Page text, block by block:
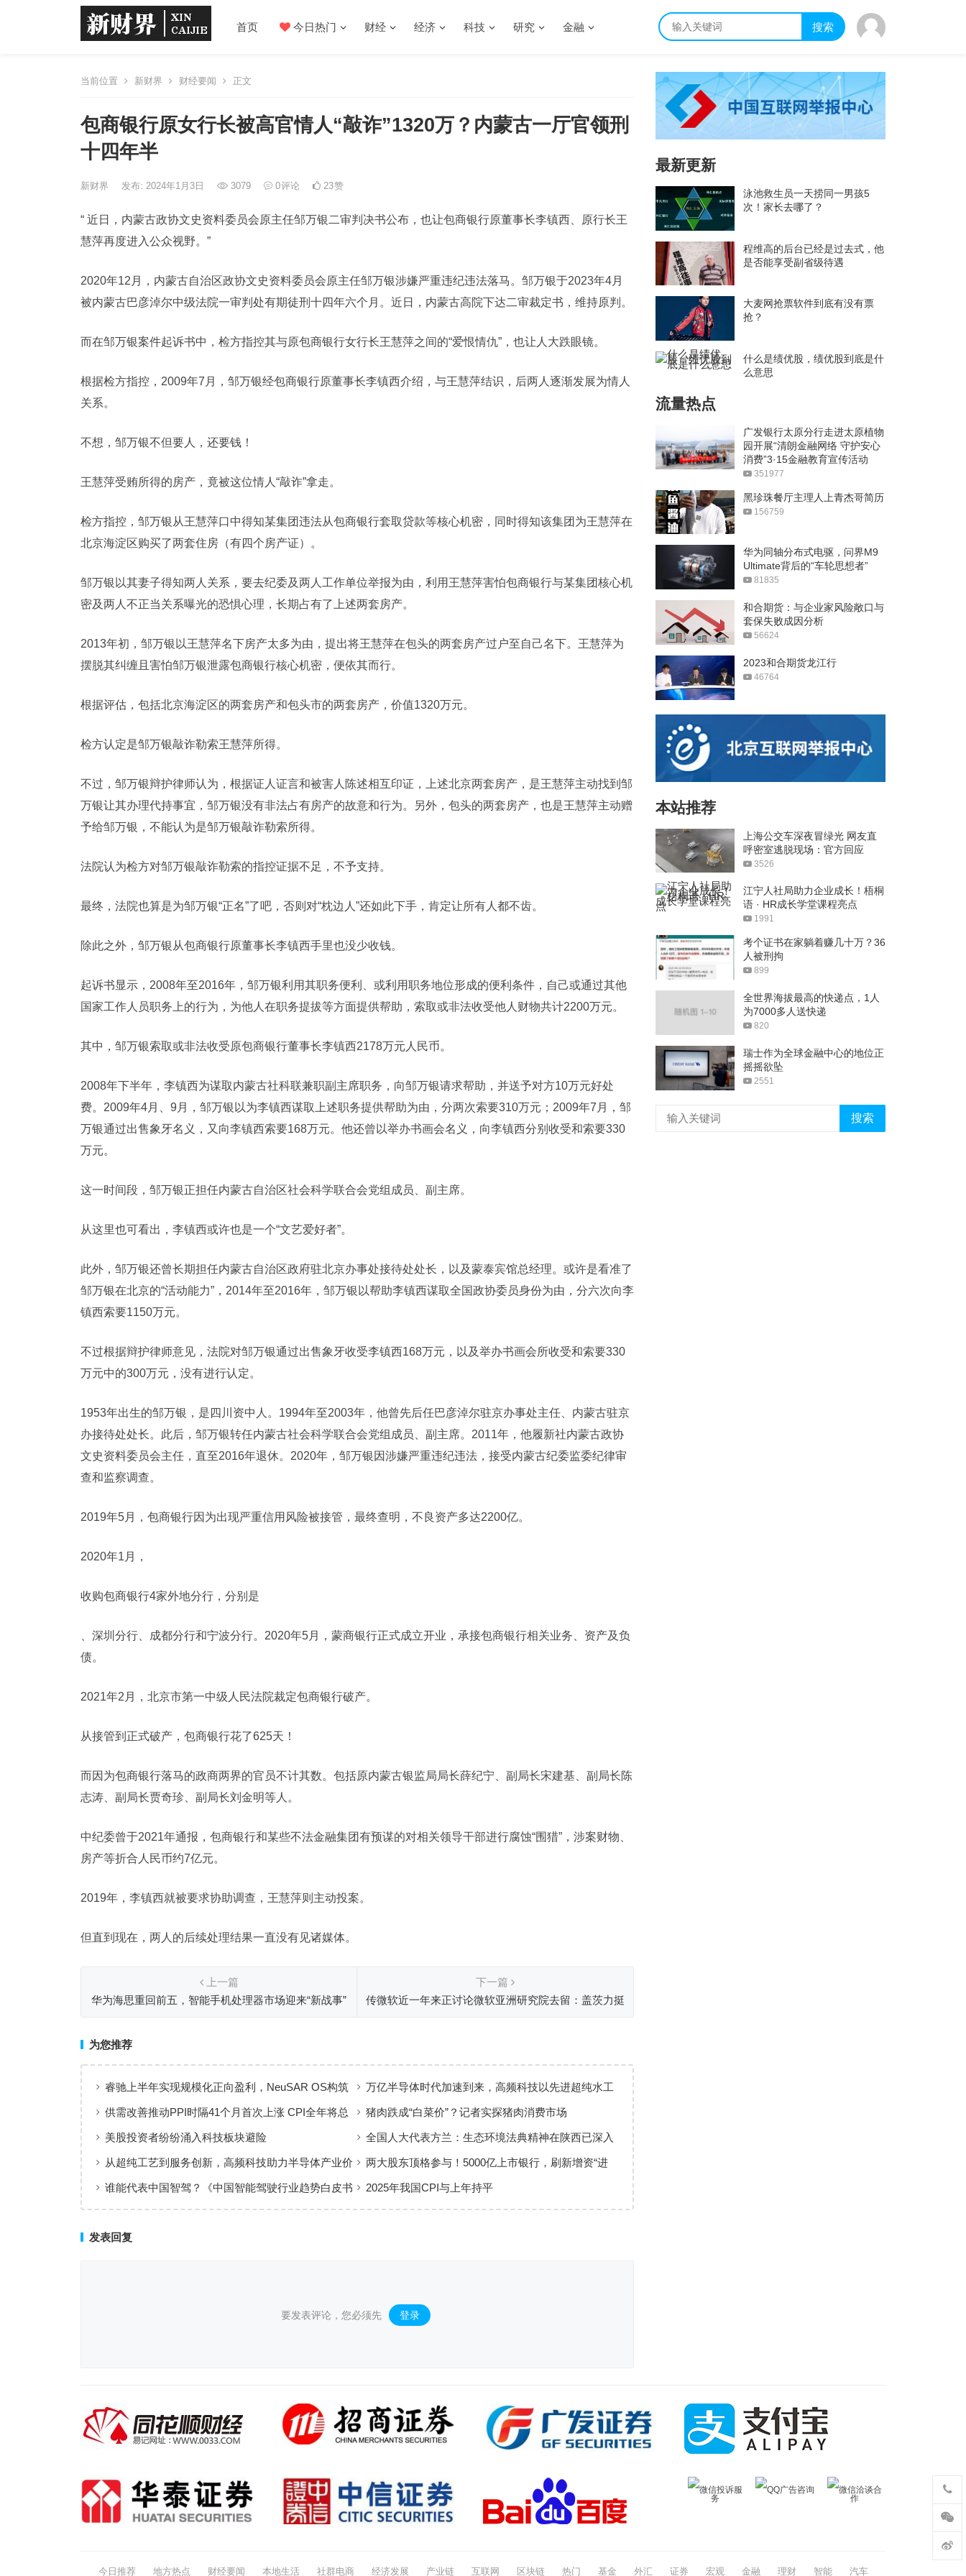
首页 今日热门 财经 经济 科技 研究 金融 搜索
当前位置 新财界 财经要闻 正文
包商银行原女行长被高官情人“敲诈”1320万？内蒙古一厅官领刑
十四年半
新财界 发布: 2024年1月3日 3079 0评论 23赞
“ 近日，内蒙古政协文史资料委员会原主任邹万银二审判决书公布，也让包商银行原董事长李镇西、原行长王
慧萍再度进入公众视野。 ”
2020年12月，内蒙古自治区政协文史资料委员会原主任邹万银涉嫌严重违纪违法落马。邹万银于2023年4月
被内蒙古巴彦淖尔中级法院一审判处有期徒刑十四年六个月。近日，内蒙古高院下达二审裁定书，维持原判。
而在邹万银案件起诉书中，检方指控其与原包商银行女行长王慧萍之间的“爱恨情仇”，也让人大跌眼镜。
根据检方指控，2009年7月，邹万银经包商银行原董事长李镇西介绍，与王慧萍结识，后两人逐渐发展为情人
关系。
不想，邹万银不但要人，还要钱！
王慧萍受贿所得的房产，竟被这位情人“敲诈”拿走。
检方指控，邹万银从王慧萍口中得知某集团违法从包商银行套取贷款等核心机密，同时得知该集团为王慧萍在
北京海淀区购买了两套住房（有四个房产证）。
邹万银以其妻子得知两人关系，要去纪委及两人工作单位举报为由，利用王慧萍害怕包商银行与某集团核心机
密及两人不正当关系曝光的恐惧心理，长期占有了上述两套房产。
2013年初，邹万银以王慧萍名下房产太多为由，提出将王慧萍在包头的两套房产过户至自己名下。王慧萍为
摆脱其纠缠且害怕邹万银泄露包商银行核心机密，便依其而行。
根据评估，包括北京海淀区的两套房产和包头市的两套房产，价值1320万元。
检方认定是邹万银敲诈勒索王慧萍所得。
不过，邹万银辩护律师认为，根据证人证言和被害人陈述相互印证，上述北京两套房产，是王慧萍主动找到邹
万银让其办理代持事宜，邹万银没有非法占有房产的故意和行为。另外，包头的两套房产，也是王慧萍主动赠
予给邹万银，不能认为是邹万银敲诈勒索所得。
法院认为检方对邹万银敲诈勒索的指控证据不足，不予支持。
最终，法院也算是为邹万银“正名”了吧，否则对“枕边人”还如此下手，肯定让所有人都不齿。
除此之外，邹万银从包商银行原董事长李镇西手里也没少收钱。
起诉书显示，2008年至2016年，邹万银利用其职务便利、或利用职务地位形成的便利条件，自己或通过其他
国家工作人员职务上的行为，为他人在职务提拔等方面提供帮助，索取或非法收受他人财物共计2200万元。
其中，邹万银索取或非法收受原包商银行董事长李镇西2178万元人民币。
2008年下半年，李镇西为谋取内蒙古社科联兼职副主席职务，向邹万银请求帮助，并送予对方10万元好处
费。2009年4月、9月，邹万银以为李镇西谋取上述职务提供帮助为由，分两次索要310万元；2009年7月，邹
万银通过出售象牙名义，又向李镇西索要168万元。他还曾以举办书画会名义，向李镇西分别收受和索要330
万元。
这一时间段，邹万银正担任内蒙古自治区社会科学联合会党组成员、副主席。
从这里也可看出，李镇西或许也是一个“文艺爱好者”。
此外，邹万银还曾长期担任内蒙古自治区政府驻北京办事处接待处处长，以及蒙泰宾馆总经理。或许是看准了
邹万银在北京的“活动能力”，2014年至2016年，邹万银以帮助李镇西谋取全国政协委员身份为由，分六次向李
镇西索要1150万元。
不过根据辩护律师意见，法院对邹万银通过出售象牙收受李镇西168万元，以及举办书画会所收受和索要330
万元中的300万元，没有进行认定。
1953年出生的邹万银，是四川资中人。1994年至2003年，他曾先后任巴彦淖尔驻京办事处主任、内蒙古驻京
办接待处处长。此后，邹万银转任内蒙古社会科学联合会党组成员、副主席。2011年，他履新社内蒙古政协
文史资料委员会主任，直至2016年退休。2020年，邹万银因涉嫌严重违纪违法，接受内蒙古纪委监委纪律审
查和监察调查。
2019年5月，包商银行因为出现严重信用风险被接管，最终查明，不良资产多达2200亿。
2020年1月，
收购包商银行4家外地分行，分别是
、深圳分行、成都分行和宁波分行。2020年5月，蒙商银行正式成立开业，承接包商银行相关业务、资产及负
债。
2021年2月，北京市第一中级人民法院裁定包商银行破产。
从接管到正式破产，包商银行花了625天！
而因为包商银行落马的政商两界的官员不计其数。包括原内蒙古银监局局长薛纪宁、副局长宋建基、副局长陈
志涛、副局长贾奇珍、副局长刘金明等人。
中纪委曾于2021年通报，包商银行和某些不法金融集团有预谋的对相关领导干部进行腐蚀“围猎”，涉案财物、
房产等折合人民币约7亿元。
2019年，李镇西就被要求协助调查，王慧萍则主动投案。
但直到现在，两人的后续处理结果一直没有见诸媒体。
上一篇
华为海思重回前五，智能手机处理器市场迎来“新战事”
下一篇
传微软近一年来正讨论微软亚洲研究院去留：盖茨力挺
为您推荐
睿驰上半年实现规模化正向盈利，NeuSAR OS构筑
智能汽车软件增长新引擎
万亿半导体时代加速到来，高频科技以先进超纯水工
艺赋能高端制造
供需改善推动PPI时隔41个月首次上涨 CPI全年将总
体保持温和上涨趋势
猪肉跌成“白菜价”？记者实探猪肉消费市场
美股投资者纷纷涌入科技板块避险
全国人大代表方兰：生态环境法典精神在陕西已深入
人心
从超纯工艺到服务创新，高频科技助力半导体产业价
值共创
两大股东顶格参与！5000亿上市银行，刷新增资“进
谁能代表中国智驾？《中国智能驾驶行业趋势白皮书
2025年我国CPI与上年持平
发表回复
要发表评论，您必须先 登录 。
最新更新
泳池救生员一天捞同一男孩5
次！家长去哪了？
程维高的后台已经是过去式，他
是否能享受副省级待遇
大麦网抢票软件到底有没有票
抢？
什么是绩优股，绩优股到底是什
么意思
流量热点
广发银行太原分行走进太原植物
园开展“清朗金融网络 守护安心
消费”3·15金融教育宣传活动
351977
黑珍珠餐厅主理人上青杰哥简历
156759
华为同轴分布式电驱，问界M9
Ultimate背后的“车轮思想者”
81835
和合期货：与企业家风险敞口与
套保失败成因分析
56624
2023和合期货龙江行
46764
本站推荐
上海公交车深夜冒绿光 网友直
呼密室逃脱现场：官方回应
3526
江宁人社局助力企业成长！梧桐
语 · HR成长学堂课程亮点
1991
考个证书在家躺着赚几十万？36
人被刑拘
899
全世界海拔最高的快递点，1人
为7000多人送快递
820
瑞士作为全球金融中心的地位正
摇摇欲坠
2551
搜索
微信投诉服
务
QQ广告咨询
微信洽谈合
作
今日推荐 地方热点 财经要闻 本地生活 社群电商 经济发展 产业链 互联网 区块链 热门 基金 外汇 证券 宏观 金融 理财 智能 汽车